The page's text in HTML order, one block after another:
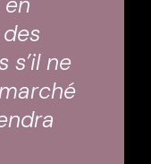
s’il ne